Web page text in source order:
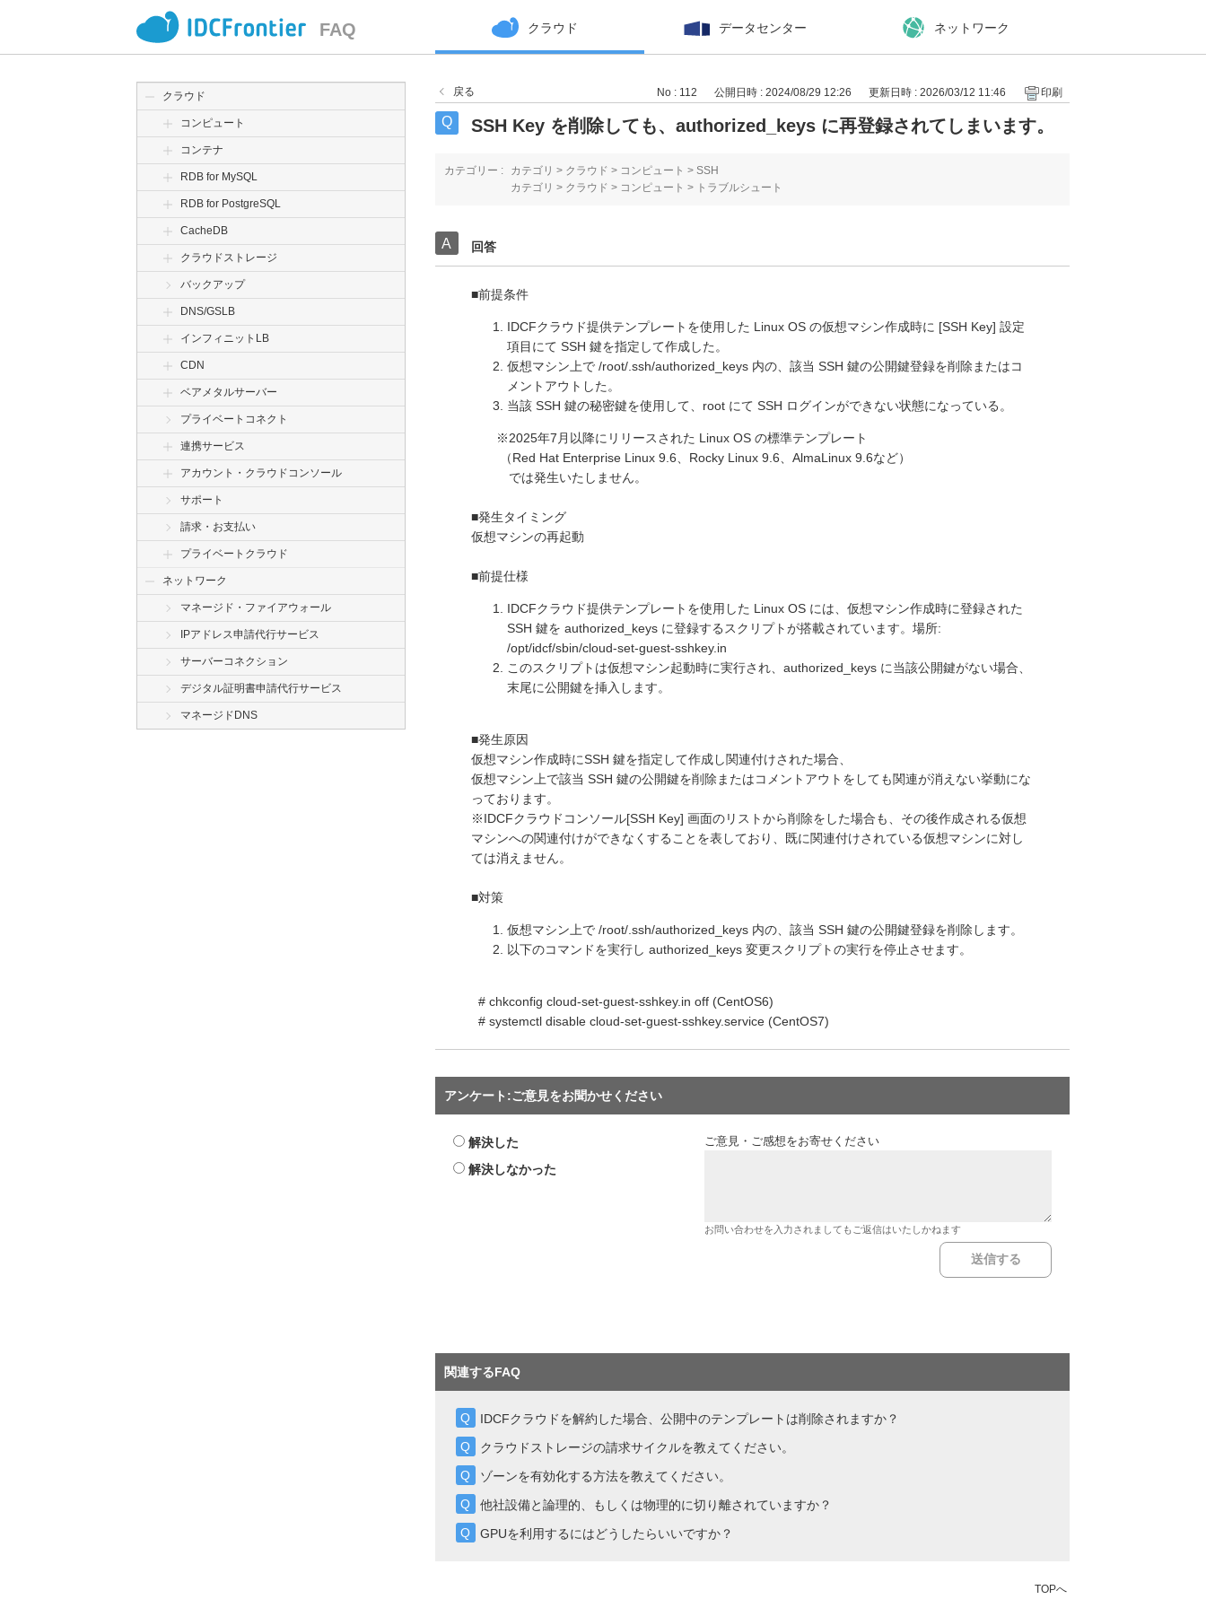
FAQ クラウド データセンター ネットワーク
クラウド
コンピュート
コンテナ
RDB for MySQL
RDB for PostgreSQL
CacheDB
クラウドストレージ
バックアップ
DNS/GSLB
インフィニットLB
CDN
ベアメタルサーバー
プライベートコネクト
連携サービス
アカウント・クラウドコンソール
サポート
請求・お支払い
プライベートクラウド
ネットワーク
マネージド・ファイアウォール
IPアドレス申請代行サービス
サーバーコネクション
デジタル証明書申請代行サービス
マネージドDNS
戻る No : 112 公開日時 : 2024/08/29 12:26 更新日時 : 2026/03/12 11:46 印刷
SSH Key を削除しても、authorized_keys に再登録されてしまいます。
カテゴリー : カテゴリ > クラウド > コンピュート > SSH
カテゴリ > クラウド > コンピュート > トラブルシュート
回答
■前提条件
IDCFクラウド提供テンプレートを使用した Linux OS の仮想マシン作成時に [SSH Key] 設定
項目にて SSH 鍵を指定して作成した。
仮想マシン上で /root/.ssh/authorized_keys 内の、該当 SSH 鍵の公開鍵登録を削除またはコ
メントアウトした。
当該 SSH 鍵の秘密鍵を使用して、root にて SSH ログインができない状態になっている。
※2025年7月以降にリリースされた Linux OS の標準テンプレート
（Red Hat Enterprise Linux 9.6、Rocky Linux 9.6、AlmaLinux 9.6など）
では発生いたしません。
■発生タイミング
仮想マシンの再起動
■前提仕様
IDCFクラウド提供テンプレートを使用した Linux OS には、仮想マシン作成時に登録された
SSH 鍵を authorized_keys に登録するスクリプトが搭載されています。場所:
/opt/idcf/sbin/cloud-set-guest-sshkey.in
このスクリプトは仮想マシン起動時に実行され、authorized_keys に当該公開鍵がない場合、
末尾に公開鍵を挿入します。
■発生原因
仮想マシン作成時にSSH 鍵を指定して作成し関連付けされた場合、
仮想マシン上で該当 SSH 鍵の公開鍵を削除またはコメントアウトをしても関連が消えない挙動にな
っております。
※IDCFクラウドコンソール[SSH Key] 画面のリストから削除をした場合も、その後作成される仮想
マシンへの関連付けができなくすることを表しており、既に関連付けされている仮想マシンに対し
ては消えません。
■対策
仮想マシン上で /root/.ssh/authorized_keys 内の、該当 SSH 鍵の公開鍵登録を削除します。
以下のコマンドを実行し authorized_keys 変更スクリプトの実行を停止させます。
# chkconfig cloud-set-guest-sshkey.in off (CentOS6)
# systemctl disable cloud-set-guest-sshkey.service (CentOS7)
アンケート:ご意見をお聞かせください
解決した
解決しなかった
ご意見・ご感想をお寄せください
お問い合わせを入力されましてもご返信はいたしかねます
関連するFAQ
IDCFクラウドを解約した場合、公開中のテンプレートは削除されますか？
クラウドストレージの請求サイクルを教えてください。
ゾーンを有効化する方法を教えてください。
他社設備と論理的、もしくは物理的に切り離されていますか？
GPUを利用するにはどうしたらいいですか？
TOPへ